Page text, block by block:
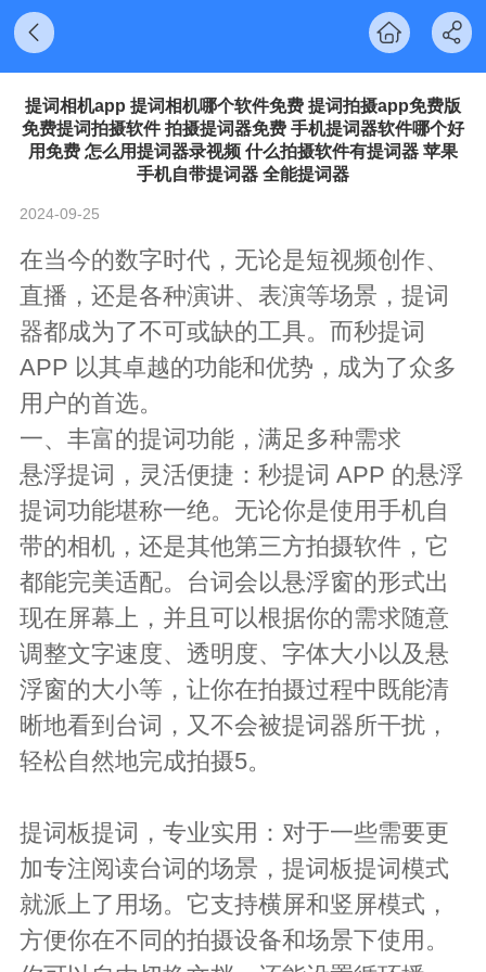
提词相机app 提词相机哪个软件免费 提词拍摄app免费版
免费提词拍摄软件 拍摄提词器免费 手机提词器软件哪个好
用免费 怎么用提词器录视频 什么拍摄软件有提词器 苹果
手机自带提词器 全能提词器
2024-09-25
在当今的数字时代，无论是短视频创作、
直播，还是各种演讲、表演等场景，提词
器都成为了不可或缺的工具。而秒提词
APP 以其卓越的功能和优势，成为了众多
用户的首选。
一、丰富的提词功能，满足多种需求
悬浮提词，灵活便捷：秒提词 APP 的悬浮
提词功能堪称一绝。无论你是使用手机自
带的相机，还是其他第三方拍摄软件，它
都能完美适配。台词会以悬浮窗的形式出
现在屏幕上，并且可以根据你的需求随意
调整文字速度、透明度、字体大小以及悬
浮窗的大小等，让你在拍摄过程中既能清
晰地看到台词，又不会被提词器所干扰，
轻松自然地完成拍摄5。
提词板提词，专业实用：对于一些需要更
加专注阅读台词的场景，提词板提词模式
就派上了用场。它支持横屏和竖屏模式，
方便你在不同的拍摄设备和场景下使用。